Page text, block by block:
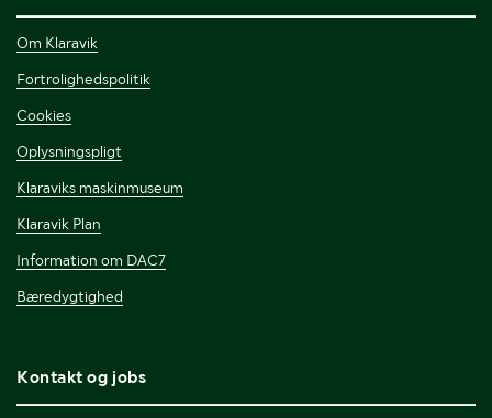
Om Klaravik
Fortrolighedspolitik
Cookies
Oplysningspligt
Klaraviks maskinmuseum
Klaravik Plan
Information om DAC7
Bæredygtighed
Kontakt og jobs